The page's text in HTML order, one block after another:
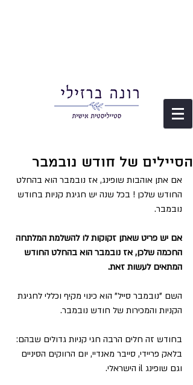
הסיילים של חודש נובמבר
אם אתן אוהבות שופינג, אז נובמבר הוא בהחלט
החודש שלכן ! בכל שנה יש חגיגת קניות בחודש
נובמבר.
אם יש פריט שאתן זקוקות לו להשלמת המלתחה
החכמה שלכן, אז נובמבר הוא בהחלט החודש
המתאים לעשות זאת.
השם "נובמבר סייל" הוא כינוי מקיף וכללי לחגיגת
הקניות והמכירות של חודש נובמבר.
בחודש זה חלים הרבה חגי קניות גדולים שבהם:
בלאק פריידי, סייבר מאנדיי, יום הרווקים הסיניים
וגם שופינג il הישראלי.